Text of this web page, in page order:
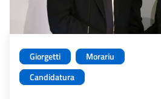
Giorgetti
Morariu
Candidatura